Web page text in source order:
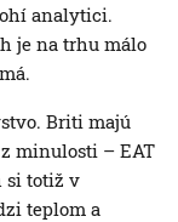
analytici.
je na trhu málo
Briti majú
minulosti – EAT
si totiž v
teplom a